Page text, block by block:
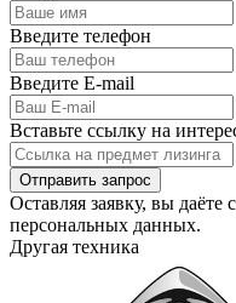
Введите телефон
Введите E-mail
Вставьте ссылку на
Отправить запрос
Оставляя заявку, вы даёте
персональных данных.
Другая техника